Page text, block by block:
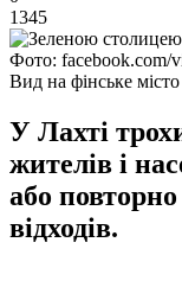
1345
Фото: facebook.com/
Вид на фінське місто
У Лахті
жителів і
або
відходів.